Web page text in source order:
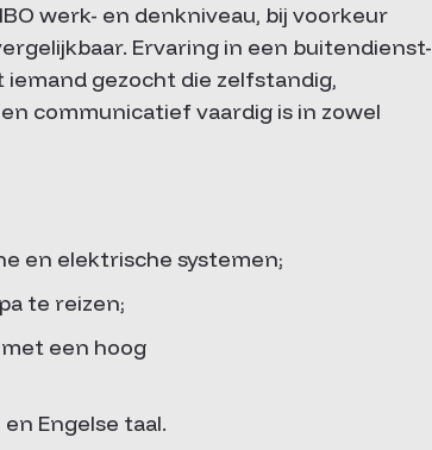
werk- en denkniveau, bij voorkeur
Ervaring in een buitendienst-
gezocht die zelfstandig,
communicatief vaardig is in zowel
en elektrische systemen;
te reizen;
een hoog
Engelse taal.